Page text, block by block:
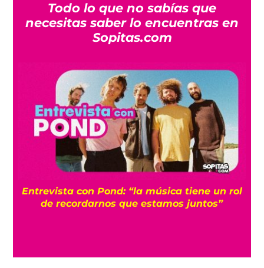
Todo lo que no sabías que
necesitas saber lo encuentras en
Sopitas.com
Entrevista con Pond: “la música tiene un rol
de recordarnos que estamos juntos”